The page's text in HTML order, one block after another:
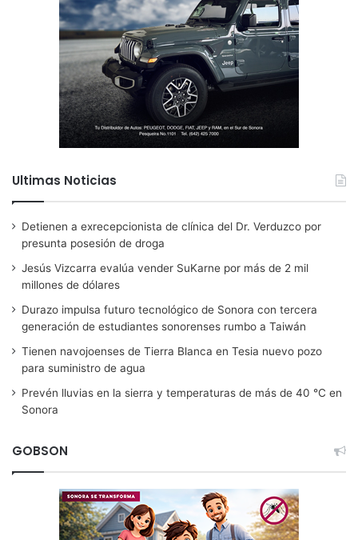
Ultimas Noticias
Detienen a exrecepcionista de clínica del Dr. Verduzco por
presunta posesión de droga
Jesús Vizcarra evalúa vender SuKarne por más de 2 mil
millones de dólares
Durazo impulsa futuro tecnológico de Sonora con tercera
generación de estudiantes sonorenses rumbo a Taiwán
Tienen navojoenses de Tierra Blanca en Tesia nuevo pozo
para suministro de agua
Prevén lluvias en la sierra y temperaturas de más de 40 °C en
Sonora
GOBSON